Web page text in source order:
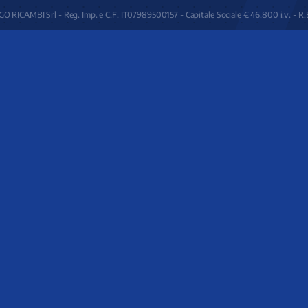
RICAMBI Srl - Reg. Imp. e C.F. IT07989500157 - Capitale Sociale € 46.800 i.v. -